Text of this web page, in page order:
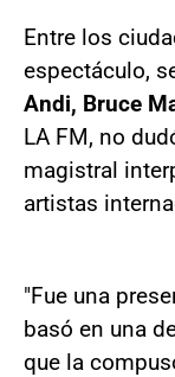
Entre los
espectáculo,
Andi, Bruce
LA FM, no
magistral
artistas
"Fue una
basó en una
que la